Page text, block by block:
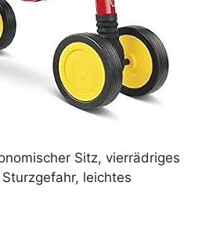
Sitz, vierrädriges
leichtes